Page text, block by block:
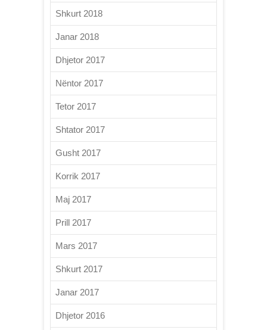
Shkurt 2018
Janar 2018
Dhjetor 2017
Nëntor 2017
Tetor 2017
Shtator 2017
Gusht 2017
Korrik 2017
Maj 2017
Prill 2017
Mars 2017
Shkurt 2017
Janar 2017
Dhjetor 2016